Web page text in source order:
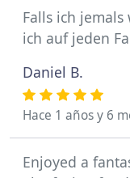
Falls ich
ich auf jeden
Daniel B.
Hace 1 años y 6
Enjoyed a